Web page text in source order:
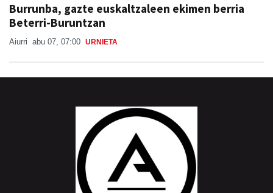
Burrunba, gazte euskaltzaleen ekimen berria
Beterri-Buruntzan
Aiurri abu 07, 07:00 URNIETA